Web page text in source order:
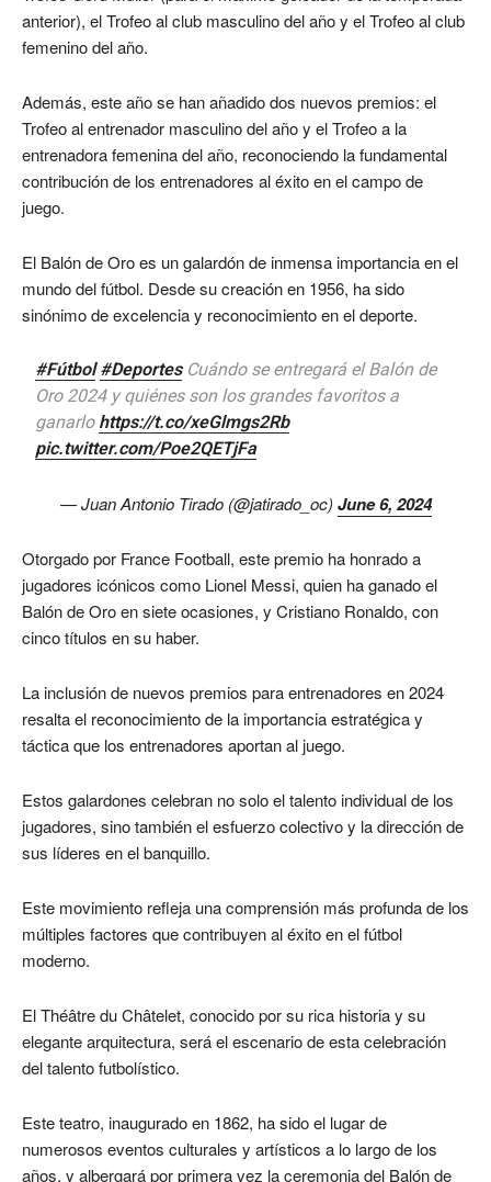
anterior), el Trofeo al club masculino del año y el Trofeo al club
femenino del año.
Además, este año se han añadido dos nuevos premios: el
Trofeo al entrenador masculino del año y el Trofeo a la
entrenadora femenina del año, reconociendo la fundamental
contribución de los entrenadores al éxito en el campo de
juego.
El Balón de Oro es un galardón de inmensa importancia en el
mundo del fútbol. Desde su creación en 1956, ha sido
sinónimo de excelencia y reconocimiento en el deporte.
#Fútbol #DeportesCuándo se entregará el Balón de
Oro 2024 y quiénes son los grandes favoritos a
ganarlo https://t.co/xeGlmgs2Rb
pic.twitter.com/Poe2QETjFa
— Juan Antonio Tirado (@jatirado_oc) June 6, 2024
Otorgado por France Football, este premio ha honrado a
jugadores icónicos como Lionel Messi, quien ha ganado el
Balón de Oro en siete ocasiones, y Cristiano Ronaldo, con
cinco títulos en su haber.
La inclusión de nuevos premios para entrenadores en 2024
resalta el reconocimiento de la importancia estratégica y
táctica que los entrenadores aportan al juego.
Estos galardones celebran no solo el talento individual de los
jugadores, sino también el esfuerzo colectivo y la dirección de
sus líderes en el banquillo.
Este movimiento refleja una comprensión más profunda de los
múltiples factores que contribuyen al éxito en el fútbol
moderno.
El Théâtre du Châtelet, conocido por su rica historia y su
elegante arquitectura, será el escenario de esta celebración
del talento futbolístico.
Este teatro, inaugurado en 1862, ha sido el lugar de
numerosos eventos culturales y artísticos a lo largo de los
años, y albergará por primera vez la ceremonia del Balón de